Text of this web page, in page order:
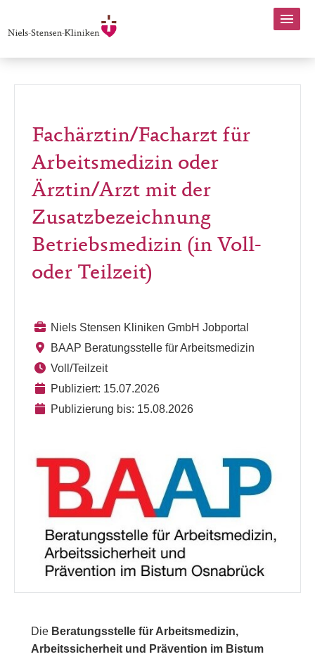
Fachärztin/Facharzt für
Arbeitsmedizin oder
Ärztin/Arzt mit der
Zusatzbezeichnung
Betriebsmedizin (in Voll-
oder Teilzeit)
Niels Stensen Kliniken GmbH Jobportal
BAAP Beratungsstelle für Arbeitsmedizin
Voll/Teilzeit
Publiziert: 15.07.2026
Publizierung bis: 15.08.2026
Die Beratungsstelle für Arbeitsmedizin,
Arbeitssicherheit und Prävention im Bistum